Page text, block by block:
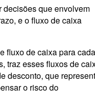
decisões que envolvem
e o fluxo de caixa
fluxo de caixa para cada
traz esses fluxos de
desconto, que
o risco do